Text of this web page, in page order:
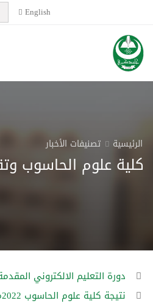
English
الرئيسية تصنيفات الأخبار
كلية علوم الحاسوب
دورة التعليم الالكتروني
نتيجة كلية علوم الحاسوب 2022م